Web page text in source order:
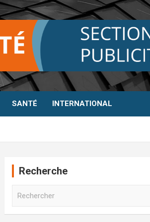
SANTÉ INTERNATIONAL
Recherche